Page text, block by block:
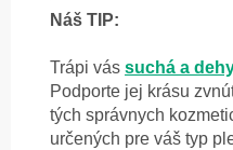
Náš TIP:
Trápi vás suchá a
Podporte jej krásu
tých správnych
určených pre váš typ